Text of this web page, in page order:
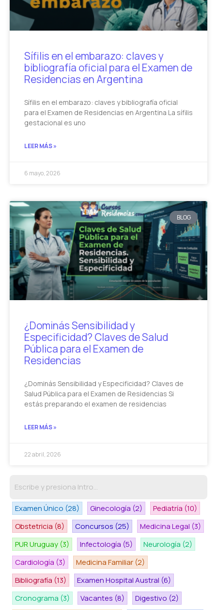
Sífilis en el embarazo: claves y
bibliografía oficial para el Examen de
Residencias en Argentina
Sífilis en el embarazo: claves y bibliografía oficial
para el Examen de Residencias en Argentina La sífilis
gestacional es uno
LEER MÁS »
6 mayo, 2026
BLOG
¿Dominás Sensibilidad y
Especificidad? Claves de Salud
Pública para el Examen de
Residencias
¿Dominás Sensibilidad y Especificidad? Claves de
Salud Pública para el Examen de Residencias Si
estás preparando el examen de residencias
LEER MÁS »
22 abril, 2026
Examen Único (28) Ginecología (2) Pediatría (10)
Obstetricia (8) Concursos (25) Medicina Legal (3)
PUR Uruguay (3) Infectología (5) Neurología (2)
Cardiología (3) Medicina Familiar (2)
Bibliografía (13) Examen Hospital Austral (6)
Cronograma (3) Vacantes (8) Digestivo (2)